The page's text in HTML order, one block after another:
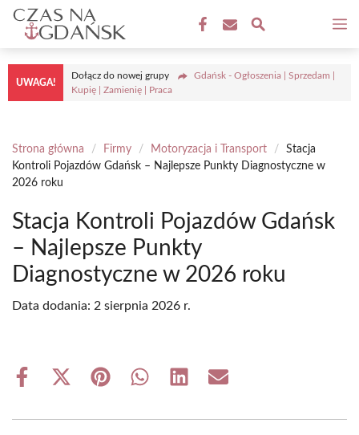
Przejdź
treści
UWAGA!
Dołącz do nowej grupy
Gdańsk - Ogłoszenia | Sprzedam |
Kupię | Zamienię | Praca
Strona główna / Firmy / Motoryzacja i Transport /
Stacja
Kontroli Pojazdów Gdańsk – Najlepsze Punkty Diagnostyczne w
2026 roku
Stacja Kontroli Pojazdów Gdańsk
– Najlepsze Punkty
Diagnostyczne w 2026 roku
Data dodania: 2 sierpnia 2026 r.
Share
Share
(Twitter)
Share Share Share Share